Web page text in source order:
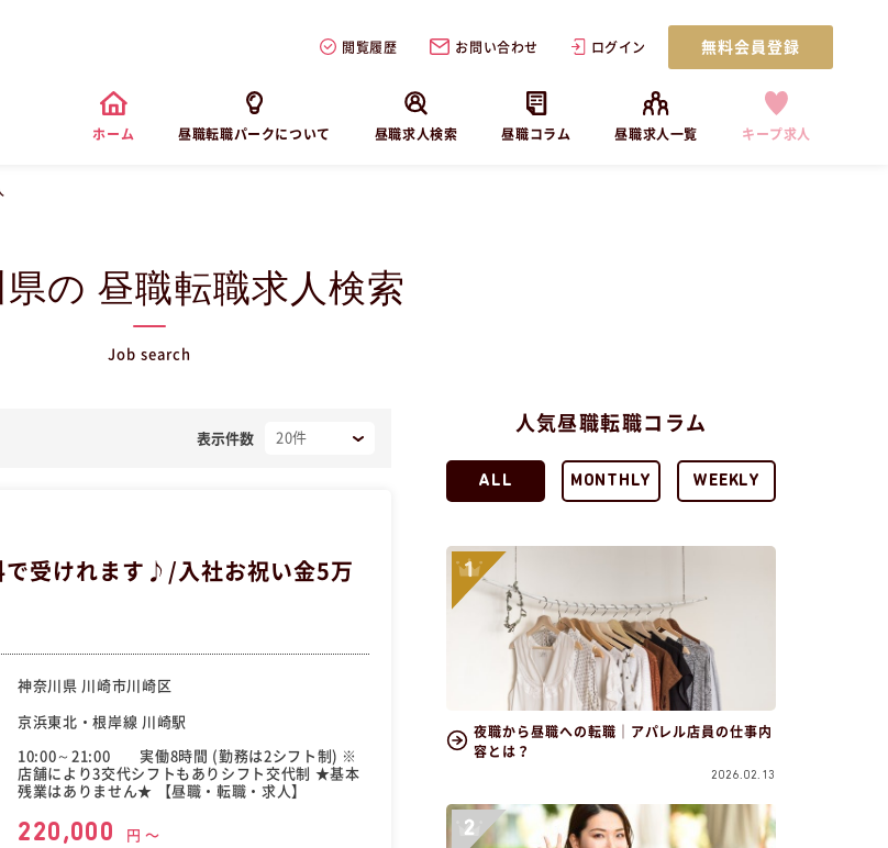
閲覧履歴 お問い合わせ ログイン 無料会員登録
ホーム 昼職転職パークについて 昼職求人検索 昼職コラム 昼職求人一覧 キープ求人
の 昼職転職求人検索
Job search
表示件数
で受けれます♪/入社お祝い金5万
神奈川県 川崎市川崎区
京浜東北・根岸線 川崎駅
10:00～21:00 実働8時間 (勤務は2シフト制) ※
店舗により3交代シフトもありシフト交代制 ★基本
残業はありません★ 【昼職・転職・求人】
220,000 円 〜
人気昼職転職コラム
ALL MONTHLY WEEKLY
夜職から昼職への転職｜アパレル店員の仕事内
容とは？
2026.02.13